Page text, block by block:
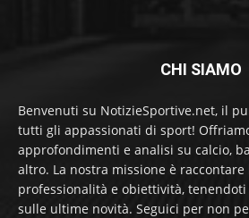
CHI SIAMO
Benvenuti su NotizieSportive.net, il
tutti gli appassionati di sport!
approfondimenti e analisi su calcio,
altro. La nostra missione è
professionalità e obiettività,
sulle ultime novità. Seguici per non